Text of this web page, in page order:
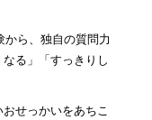
ら、独自の質問力
る」「すっきりし
せっかいをあちこ